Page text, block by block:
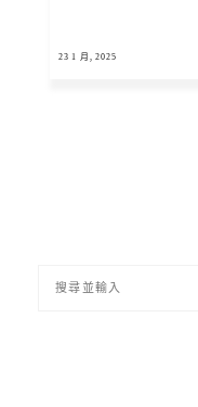
23 1 月, 2025